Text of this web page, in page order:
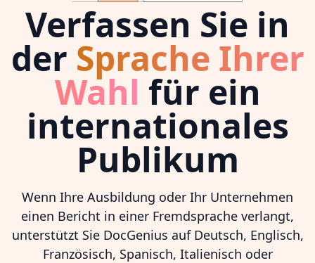
Verfassen Sie in
der Sprache Ihrer
Wahl für ein
internationales
Publikum
Wenn Ihre Ausbildung oder Ihr Unternehmen
einen Bericht in einer Fremdsprache verlangt,
unterstützt Sie DocGenius auf Deutsch, Englisch,
Französisch, Spanisch, Italienisch oder